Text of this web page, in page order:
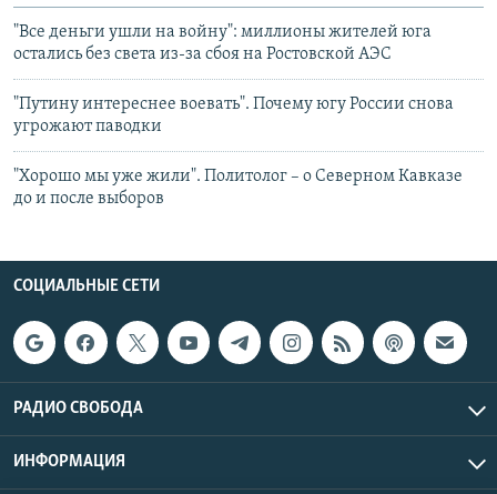
"Все деньги ушли на войну": миллионы жителей юга
остались без света из-за сбоя на Ростовской АЭС
"Путину интереснее воевать". Почему югу России снова
угрожают паводки
"Хорошо мы уже жили". Политолог – о Северном Кавказе
до и после выборов
СОЦИАЛЬНЫЕ СЕТИ
РАДИО СВОБОДА
ИНФОРМАЦИЯ